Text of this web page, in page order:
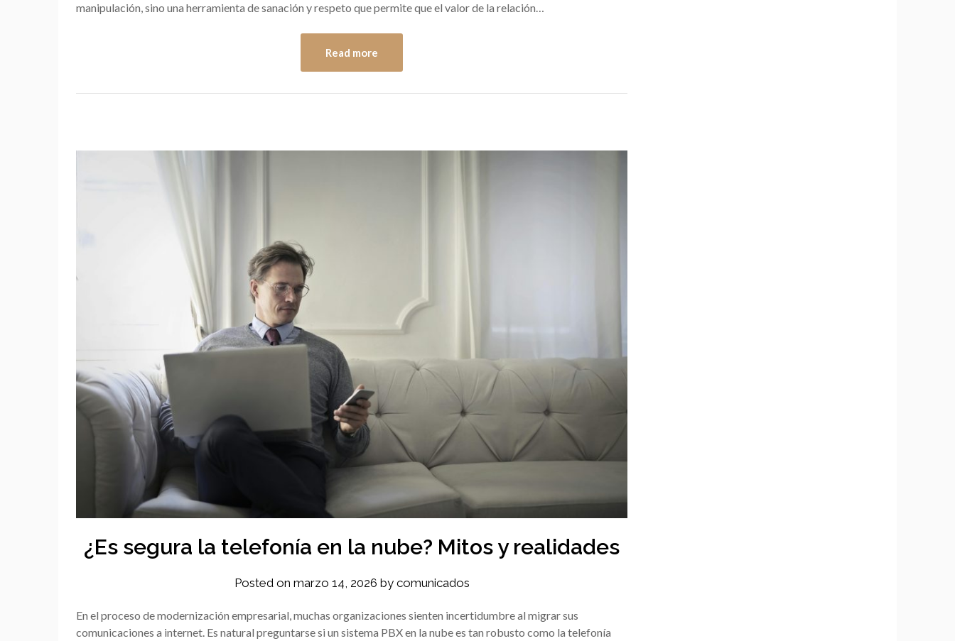
manipulación, sino una herramienta de sanación y respeto que permite que el valor de la relación…
Read more
¿Es segura la telefonía en la nube? Mitos y realidades
Posted on marzo 14, 2026 by comunicados
En el proceso de modernización empresarial, muchas organizaciones sienten incertidumbre al migrar sus
comunicaciones a internet. Es natural preguntarse si un sistema PBX en la nube es tan robusto como la telefonía